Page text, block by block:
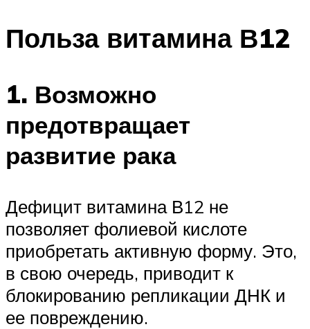
Польза витамина В12
1. Возможно
предотвращает
развитие рака
Дефицит витамина В12 не
позволяет фолиевой кислоте
приобретать активную форму. Это,
в свою очередь, приводит к
блокированию репликации ДНК и
ее повреждению.